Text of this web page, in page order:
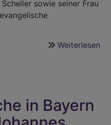
sowie seiner Frau
Weiterlesen
in Bayern